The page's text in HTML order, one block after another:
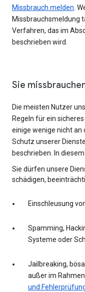
Missbrauch melden.
Missbrauchsmeldung
Verfahren, das im
beschrieben wird.
Sie
Die meisten Nutzer
Regeln für ein
einige wenige nicht an
Schutz unserer
beschrieben. In
Sie dürfen unsere
schädigen,
Einschleusung
Spamming,
Systeme oder
Jailbreaking,
außer im
und